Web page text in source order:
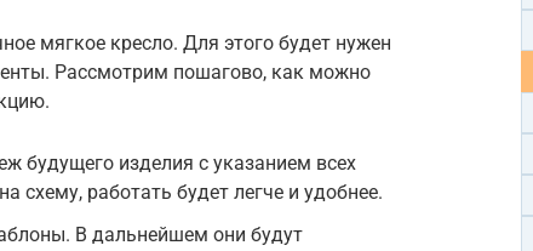
мягкое кресло. Для этого будет нужен
Рассмотрим пошагово, как можно
будущего изделия с указанием всех
схему, работать будет легче и удобнее.
В дальнейшем они будут